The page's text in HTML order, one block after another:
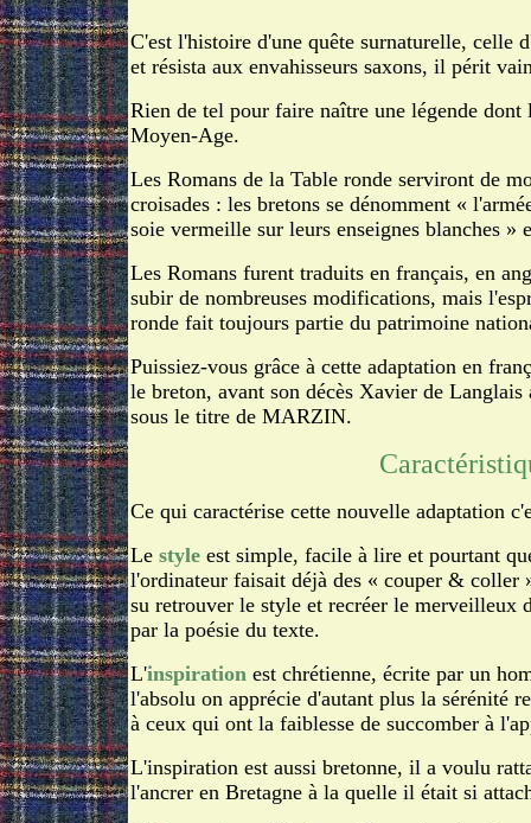
C'est l'histoire d'une quête surnaturelle,
et résista aux envahisseurs saxons, il périt
Rien de tel pour faire naître une légende
Moyen-Age.
Les Romans de la Table ronde serviront de
croisades : les bretons se dénomment «
soie vermeille sur leurs enseignes blanches »
Les Romans furent traduits en français, en
subir de nombreuses modifications, mais
ronde fait toujours partie du patrimoine
Puissiez-vous grâce à cette adaptation en
le breton, avant son décès Xavier de
sous le titre de MARZIN.
Ce qui caractérise cette nouvelle adaptation
Le styleest simple, facile à lire et pourtant
l'ordinateur faisait déjà des « couper & coller
su retrouver le style et recréer le merveilleux
par la poésie du texte.
L'inspirationest chrétienne, écrite par un
l'absolu on apprécie d'autant plus la sérénité
à ceux qui ont la faiblesse de succomber à
L'inspiration est aussi bretonne, il a voulu
l'ancrer en Bretagne à la quelle il était si